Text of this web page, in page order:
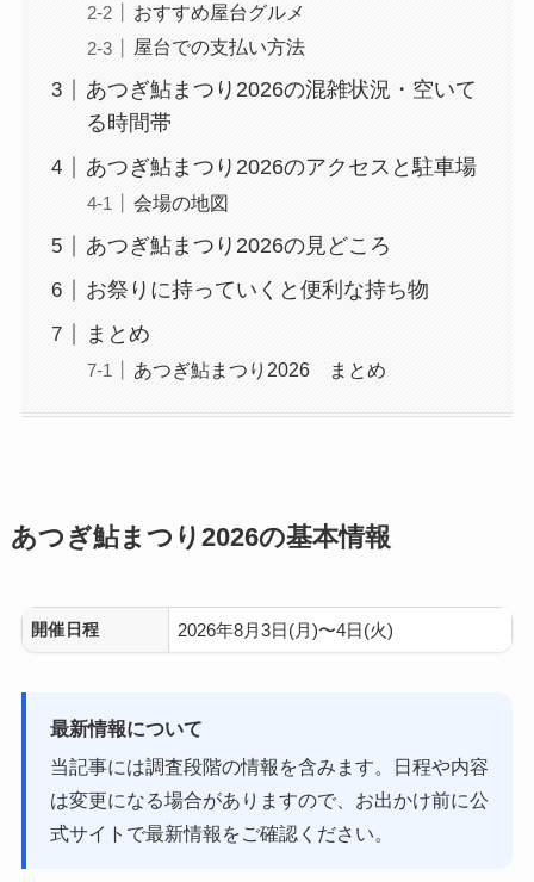
おすすめ屋台グルメ
屋台での支払い方法
あつぎ鮎まつり2026の混雑状況・空いて
る時間帯
あつぎ鮎まつり2026のアクセスと駐車場
会場の地図
あつぎ鮎まつり2026の見どころ
お祭りに持っていくと便利な持ち物
まとめ
あつぎ鮎まつり2026 まとめ
あつぎ鮎まつり2026の基本情報
開催日程 2026年8月3日(月)〜4日(火)
最新情報について
当記事には調査段階の情報を含みます。日程や内容
は変更になる場合がありますので、お出かけ前に公
式サイトで最新情報をご確認ください。